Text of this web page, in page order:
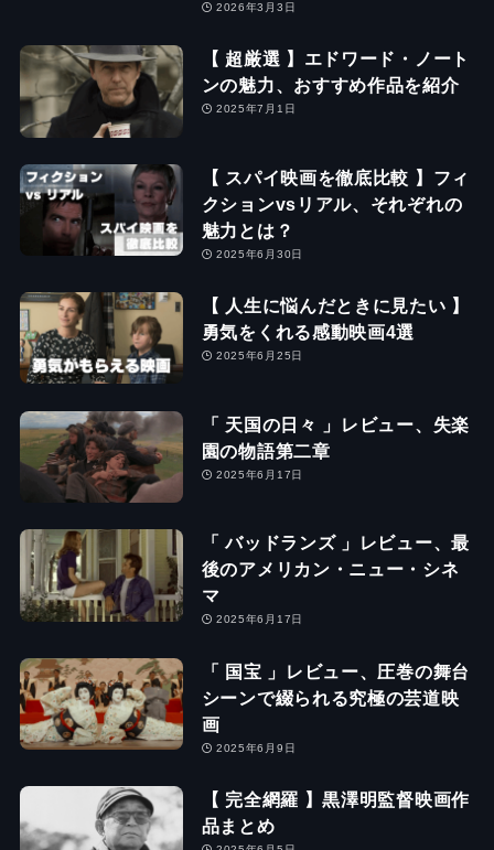
2026年3月3日
【 超厳選 】エドワード・ノート
ンの魅力、おすすめ作品を紹介
2025年7月1日
【 スパイ映画を徹底比較 】フィ
クションvsリアル、それぞれの
魅力とは？
2025年6月30日
【 人生に悩んだときに見たい 】
勇気をくれる感動映画4選
2025年6月25日
「 天国の日々 」レビュー、失楽
園の物語第二章
2025年6月17日
「 バッドランズ 」レビュー、最
後のアメリカン・ニュー・シネ
マ
2025年6月17日
「 国宝 」レビュー、圧巻の舞台
シーンで綴られる究極の芸道映
画
2025年6月9日
【 完全網羅 】黒澤明監督映画作
品まとめ